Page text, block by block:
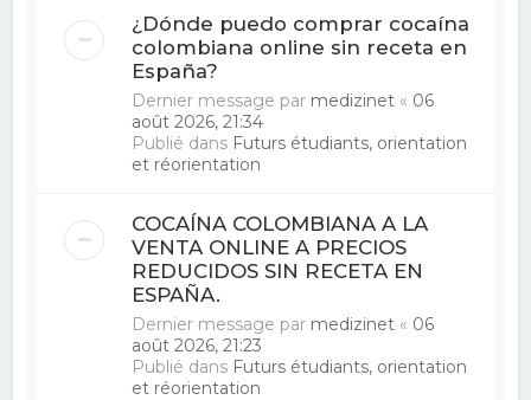
¿Dónde puedo comprar cocaína
colombiana online sin receta en
España?
Dernier message par medizinet « 06
août 2026, 21:34
Publié dans Futurs étudiants, orientation
et réorientation
COCAÍNA COLOMBIANA A LA
VENTA ONLINE A PRECIOS
REDUCIDOS SIN RECETA EN
ESPAÑA.
Dernier message par medizinet « 06
août 2026, 21:23
Publié dans Futurs étudiants, orientation
et réorientation